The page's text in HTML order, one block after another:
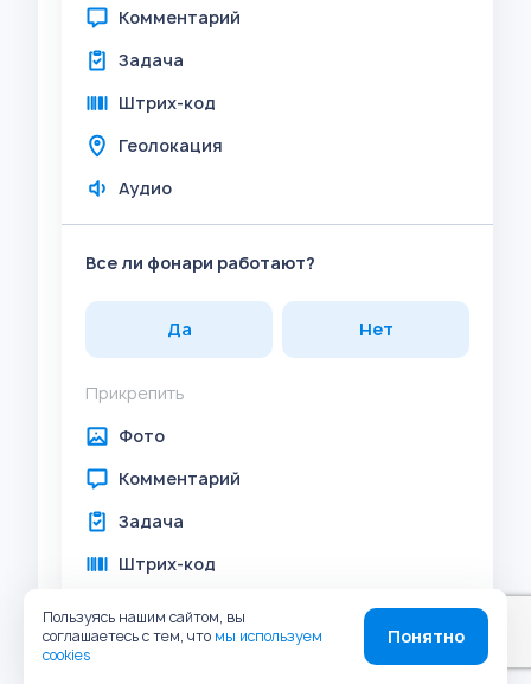
Комментарий
Задача
Штрих-код
Геолокация
Аудио
Все ли фонари работают?
Да Нет
Прикрепить
Фото
Комментарий
Задача
Штрих-код
Геолокация
Аудио
Пользуясь нашим сайтом, вы
соглашаетесь с тем, что мы используем
cookies
Понятно